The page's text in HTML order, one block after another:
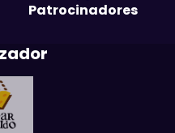
Patrocinadores